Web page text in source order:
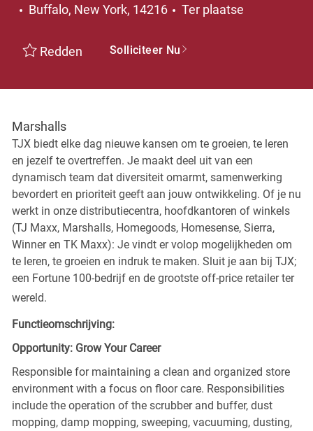
Plaats
Buffalo, New York, 14216 Ter plaatse
Redden Solliciteer Nu
Marshalls
TJX biedt elke dag nieuwe kansen om te groeien, te leren
en jezelf te overtreffen. Je maakt deel uit van een
dynamisch team dat diversiteit omarmt, samenwerking
bevordert en prioriteit geeft aan jouw ontwikkeling. Of je nu
werkt in onze distributiecentra, hoofdkantoren of winkels
(TJ Maxx, Marshalls, Homegoods, Homesense, Sierra,
Winner en TK Maxx): Je vindt er volop mogelijkheden om
te leren, te groeien en indruk te maken. Sluit je aan bij TJX;
een Fortune 100-bedrijf en de grootste off-price retailer ter
wereld.
Functieomschrijving:
Opportunity: Grow Your Career
Responsible for maintaining a clean and organized store
environment with a focus on floor care. Responsibilities
include the operation of the scrubber and buffer, dust
mopping, damp mopping, sweeping, vacuuming, dusting,